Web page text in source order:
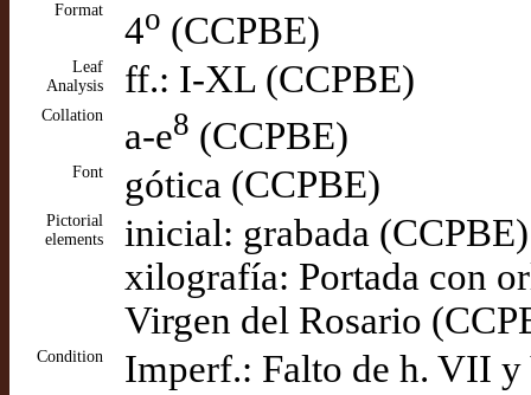
Format
4o (CCPBE)
Leaf
Analysis
ff.: I-XL (CCPBE)
Collation a-e8 (CCPBE)
Font gótica (CCPBE)
Pictorial
elements
inicial: grabada (CCPBE)
xilografía: Portada con
Virgen del Rosario
Condition Imperf.: Falto de h. VII